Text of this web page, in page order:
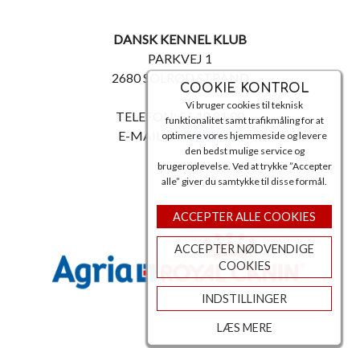
COOKIE KONTROL
Vi bruger cookies til teknisk
funktionalitet samt trafikmåling for at
optimere vores hjemmeside og levere
den bedst mulige service og
brugeroplevelse. Ved at trykke ”Accepter
alle” giver du samtykke til disse formål.
ACCEPTER ALLE COOKIES
ACCEPTER NØDVENDIGE
COOKIES
INDSTILLINGER
LÆS MERE
DANSK KENNEL KLUB
PARKVEJ 1
2680 SOLRØD STRAND
TELEFON: 56 18 81 00
E-MAIL:post@dkk.dk